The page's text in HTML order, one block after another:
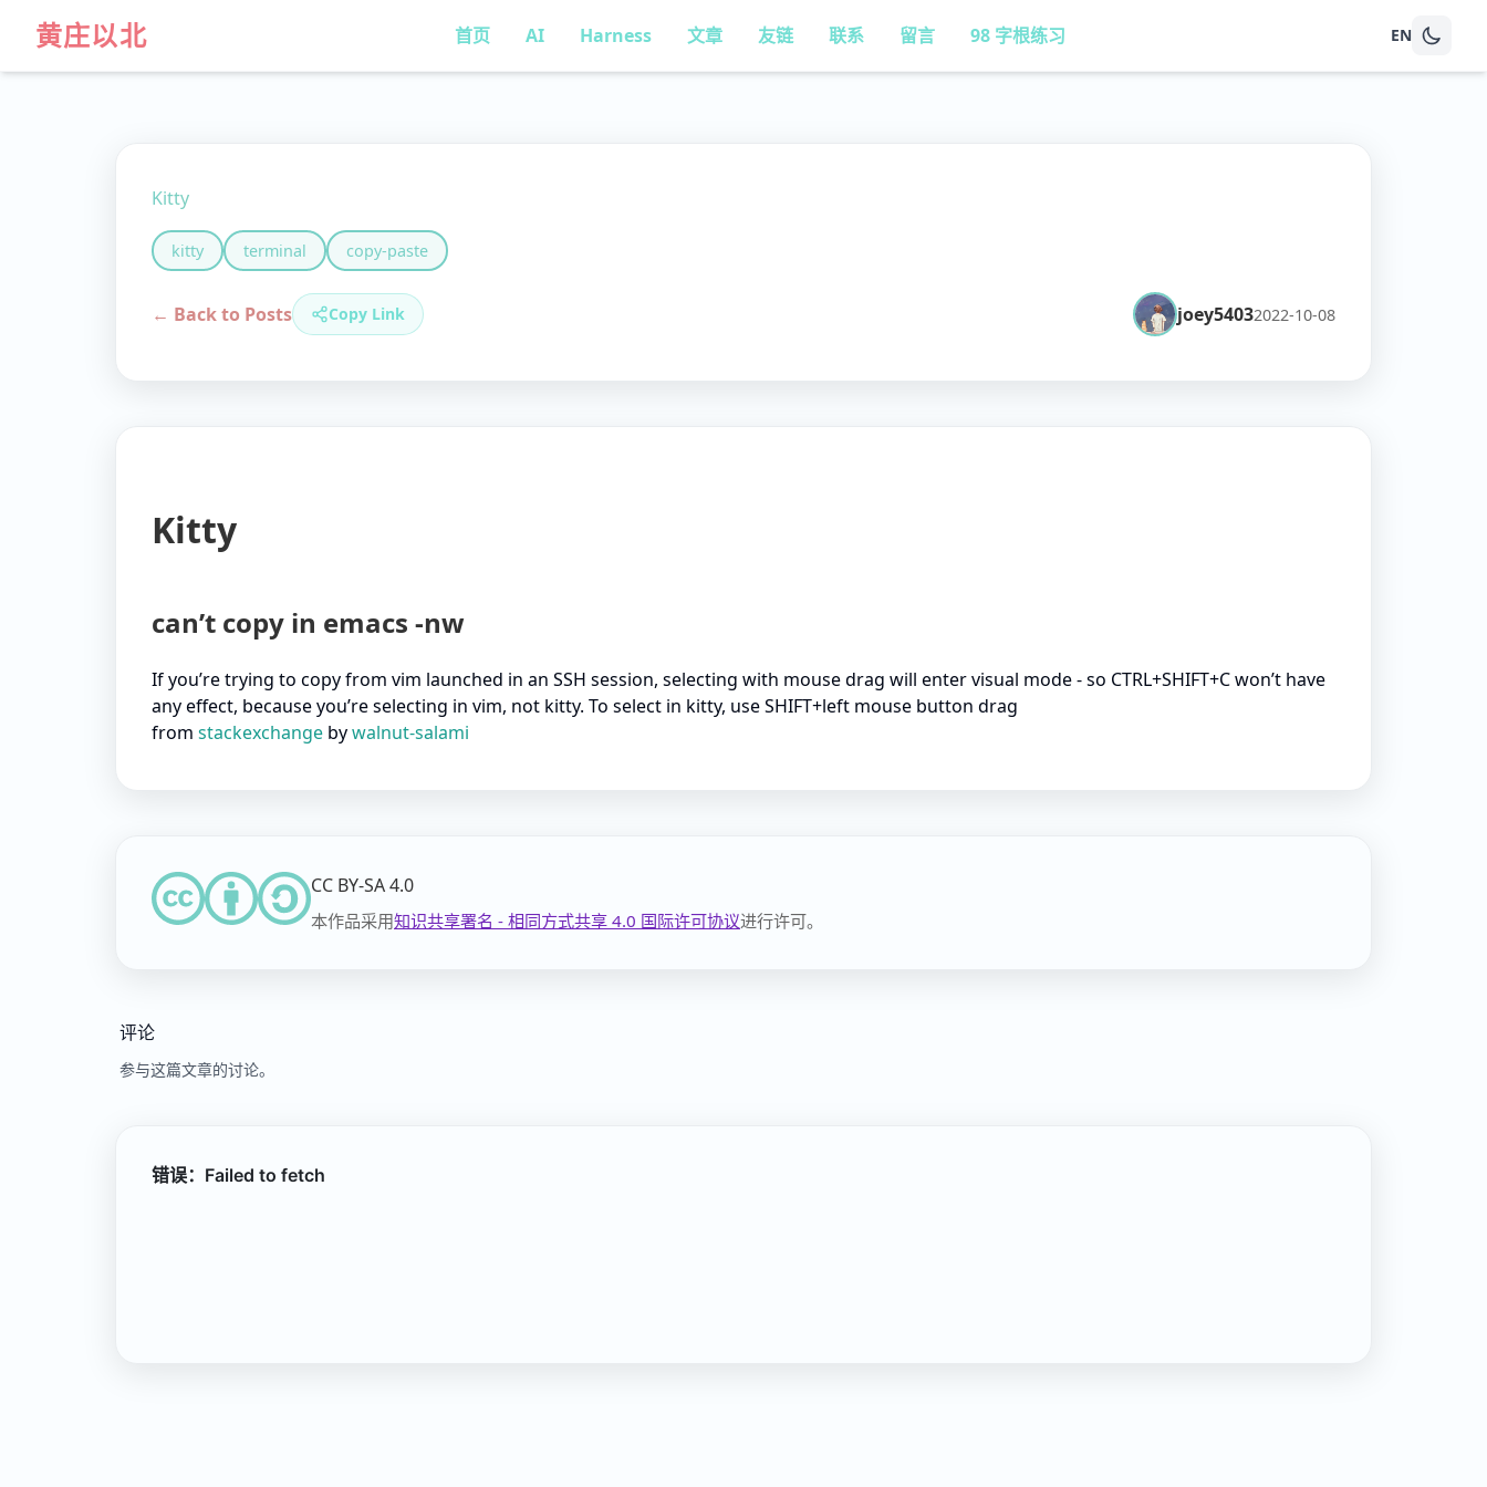
黄庄以北 首页 AI Harness 文章 友链 联系 留言 98 字根练习 EN
Kitty
kitty terminal copy-paste
← Back to Posts Copy Link joey54032022-10-08
Kitty
can’t copy in emacs -nw
If you’re trying to copy from vim launched in an SSH session, selecting with mouse drag will enter visual mode - so CTRL+SHIFT+C won’t have
any effect, because you’re selecting in vim, not kitty. To select in kitty, use SHIFT+left mouse button drag
from stackexchange bywalnut-salami
CC BY-SA 4.0
本作品采用知识共享署名 - 相同方式共享 4.0 国际许可协议进行许可。
评论
参与这篇文章的讨论。